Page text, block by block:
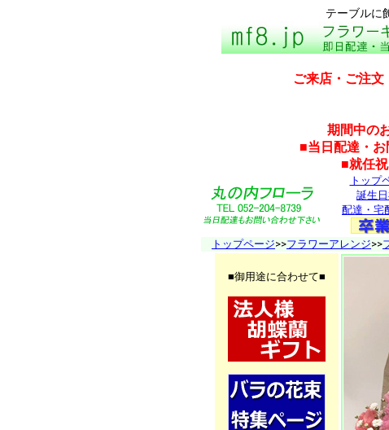
テーブルに
ご来店・ご注文
期間中の
■当日配達・
■就任
トップ
誕生
配達・宅
トップページ>>フラワーアレンジ>>
■御用途に合わせて■